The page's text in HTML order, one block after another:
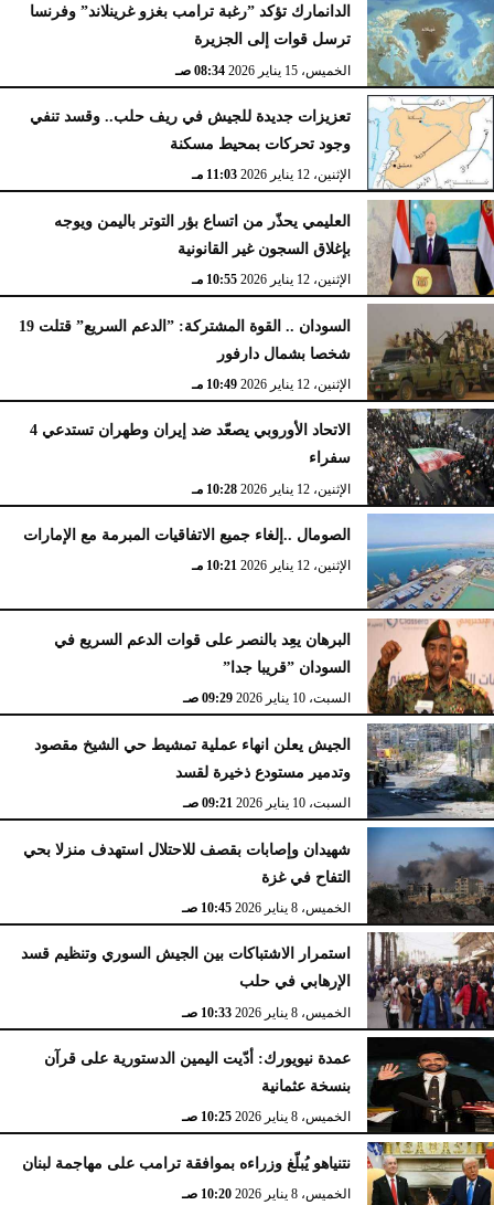
الدانمارك تؤكد ”رغبة ترامب بغزو غرينلاند” وفرنسا
ترسل قوات إلى الجزيرة
الخميس، 15 يناير 2026 08:34 صـ
تعزيزات جديدة للجيش في ريف حلب.. وقسد تنفي
وجود تحركات بمحيط مسكنة
الإثنين، 12 يناير 2026 11:03 مـ
العليمي يحذّر من اتساع بؤر التوتر باليمن ويوجه
بإغلاق السجون غير القانونية
الإثنين، 12 يناير 2026 10:55 مـ
السودان .. القوة المشتركة: ”الدعم السريع” قتلت 19
شخصا بشمال دارفور
الإثنين، 12 يناير 2026 10:49 مـ
الاتحاد الأوروبي يصعّد ضد إيران وطهران تستدعي 4
سفراء
الإثنين، 12 يناير 2026 10:28 مـ
الصومال ..إلغاء جميع الاتفاقيات المبرمة مع الإمارات
الإثنين، 12 يناير 2026 10:21 مـ
البرهان يعِد بالنصر على قوات الدعم السريع في
السودان ”قريبا جدا”
السبت، 10 يناير 2026 09:29 صـ
الجيش يعلن انهاء عملية تمشيط حي الشيخ مقصود
وتدمير مستودع ذخيرة لقسد
السبت، 10 يناير 2026 09:21 صـ
شهيدان وإصابات بقصف للاحتلال استهدف منزلا بحي
التفاح في غزة
الخميس، 8 يناير 2026 10:45 صـ
استمرار الاشتباكات بين الجيش السوري وتنظيم قسد
الإرهابي في حلب
الخميس، 8 يناير 2026 10:33 صـ
عمدة نيويورك: أدّيت اليمين الدستورية على قرآن
بنسخة عثمانية
الخميس، 8 يناير 2026 10:25 صـ
نتنياهو يُبلّغ وزراءه بموافقة ترامب على مهاجمة لبنان
الخميس، 8 يناير 2026 10:20 صـ